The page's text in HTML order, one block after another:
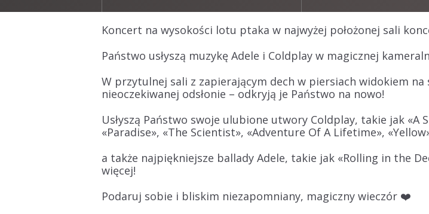
Koncert na wysokości lotu ptaka w najwyżej położonej sali
Państwo usłyszą muzykę Adele i Coldplay w magicznej
W przytulnej sali z zapierającym dech w piersiach widokiem
nieoczekiwanej odsłonie – odkryją je Państwo na nowo!
Usłyszą Państwo swoje ulubione utwory Coldplay, takie jak «A
«Paradise», «The Scientist», «Adventure Of A Lifetime»,
a także najpiękniejsze ballady Adele, takie jak «Rolling in the
więcej!
Podaruj sobie i bliskim niezapomniany, magiczny wieczór ❤️